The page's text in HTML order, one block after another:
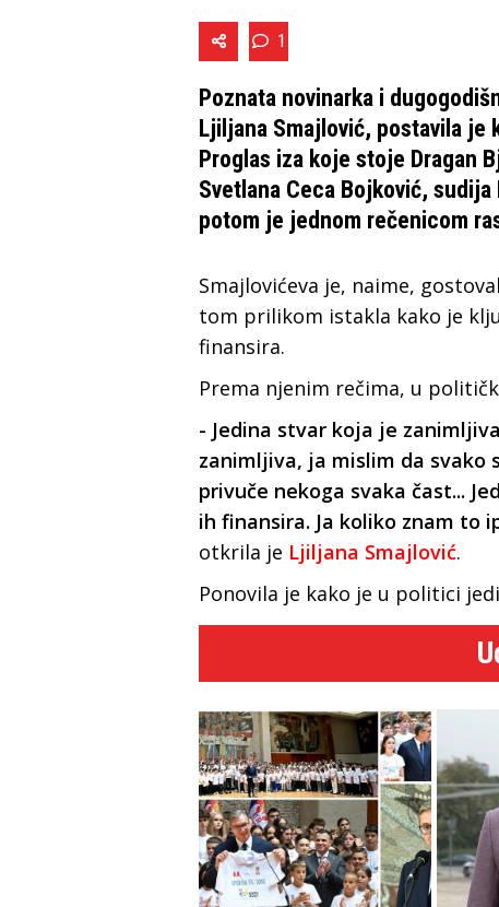
1
Poznata novinarka i
Ljiljana Smajlović, postavila
Proglas iza koje stoje Dragan
Svetlana Ceca Bojković,
potom je jednom rečenicom
Smajlovićeva je, naime,
tom prilikom istakla kako je
finansira.
Prema njenim rečima, u
- Jedina stvar koja je
zanimljiva, ja mislim da svako
privuče nekoga svaka čast...
ih finansira. Ja koliko znam to
otkrila je Ljiljana Smajlović.
Ponovila je kako je u politici